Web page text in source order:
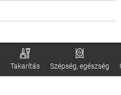
Takarítás Szépség, egészség